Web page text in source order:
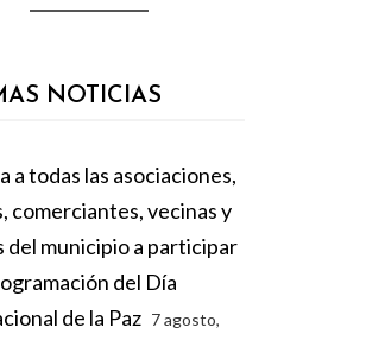
NOTICIAS
a todas las asociaciones,
comerciantes, vecinas y
del municipio a participar
del Día
de la Paz 7 agosto,